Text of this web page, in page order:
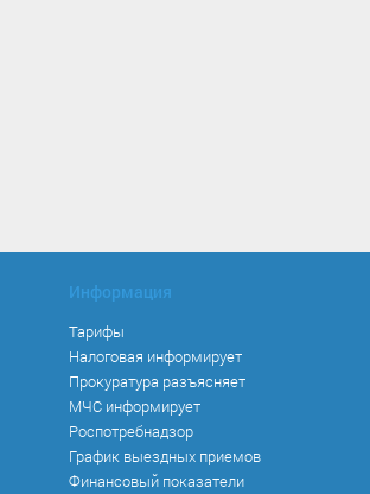
Информация
Тарифы
Налоговая информирует
Прокуратура разъясняет
МЧС информирует
Роспотребнадзор
График выездных приемов
Финансовый показатели